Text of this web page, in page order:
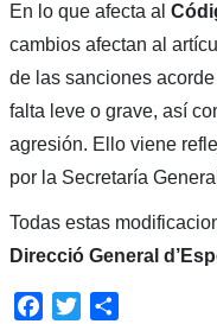
En lo que afecta al
cambios afectan al
de las sanciones
falta leve o grave, así
agresión. Ello viene
por la Secretaría
Todas estas
Direcció General
Facebook
Twitter